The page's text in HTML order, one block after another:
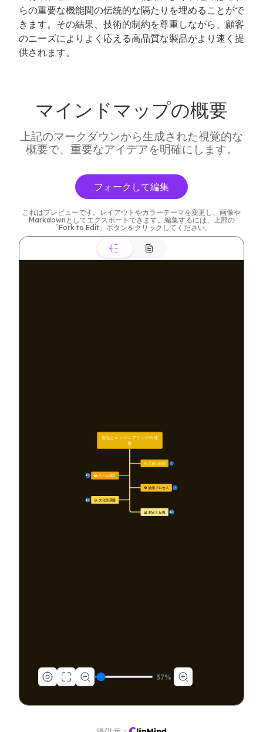
らの重要な機能間の伝統的な隔たりを埋めることがで
きます。その結果、技術的制約を尊重しながら、顧客
のニーズによりよく応える高品質な製品がより速く提
供されます。
マインドマップの概要
上記のマークダウンから生成された視覚的な
概要で、重要なアイデアを明確にします。
フォークして編集
これはプレビューです。レイアウトやカラーテーマを変更し、画像や
Markdownとしてエクスポートできます。編集するには、上部の
「Fork to Edit」ボタンをクリックしてください。
🎯 共通の目標 7
👥 チーム構造
10
🔄 協働プロセス 15
🤝 文化的基盤
10
📊 測定と反復 10
製品とエンジニアリングの連
携
37%